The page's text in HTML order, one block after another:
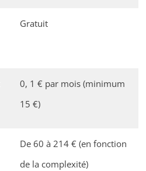
Gratuit
0, 1 € par mois (minimum
15 €)
De 60 à 214 € (en fonction
de la complexité)